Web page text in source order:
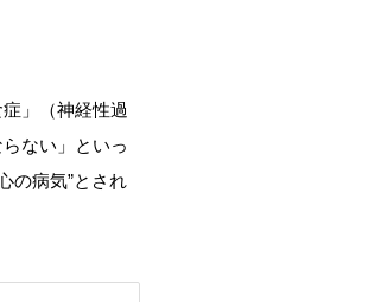
」（神経性過
ない」といっ
の病気”とされ